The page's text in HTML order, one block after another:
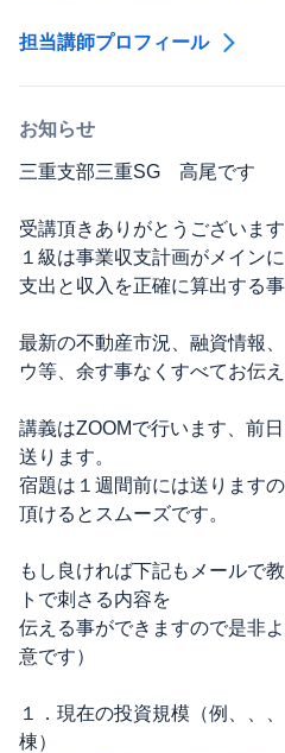
担当講師プロフィール
お知らせ
三重支部三重SG 高尾です
受講頂きありがとうございます
１級は事業収支計画がメイン
支出と収入を正確に算出する
最新の不動産市況、融資情報
ウ等、余す事なくすべてお伝え
講義はZOOMで行います、前
送ります。
宿題は１週間前には送ります
頂けるとスムーズです。
もし良ければ下記もメールで
トで刺さる内容を
伝える事ができますので是非
意です）
１．現在の投資規模（例、、
棟）